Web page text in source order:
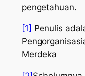
pengetahuan.
[1] Penulis
Merdeka